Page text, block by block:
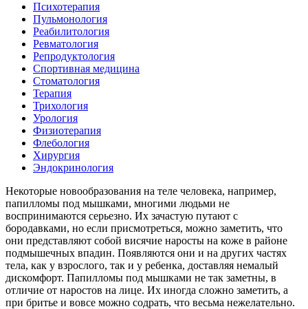
Психотерапия
Пульмонология
Реабилитология
Ревматология
Репродуктология
Спортивная медицина
Стоматология
Терапия
Трихология
Урология
Физиотерапия
Флебология
Хирургия
Эндокринология
Некоторые новообразования на теле человека, например,
папилломы под мышками, многими людьми не
воспринимаются серьезно. Их зачастую путают с
бородавками, но если присмотреться, можно заметить, что
они представляют собой висячие наросты на коже в районе
подмышечных впадин. Появляются они и на других частях
тела, как у взрослого, так и у ребенка, доставляя немалый
дискомфорт. Папилломы под мышками не так заметны, в
отличие от наростов на лице. Их иногда сложно заметить, а
при бритье и вовсе можно содрать, что весьма нежелательно.